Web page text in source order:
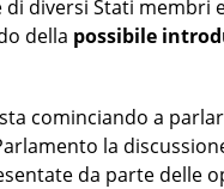
diversi Stati membri
della possibile
cominciando a
la
da parte delle